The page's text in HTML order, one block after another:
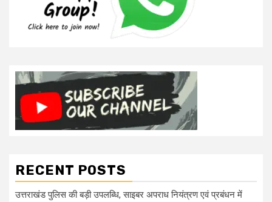
RECENT POSTS
उत्तराखंड पुलिस की बड़ी उपलब्धि, साइबर अपराध नियंत्रण एवं प्रबंधन में